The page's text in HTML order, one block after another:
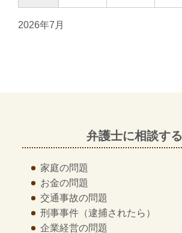
2026年7月
弁護士に相談する
家庭の問題
お金の問題
交通事故の問題
刑事事件 （逮捕されたら）
企業経営の問題